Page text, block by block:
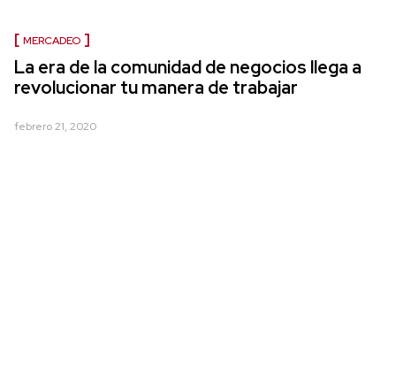
MERCADEO
La era de la comunidad de negocios llega a
revolucionar tu manera de trabajar
febrero 21, 2020